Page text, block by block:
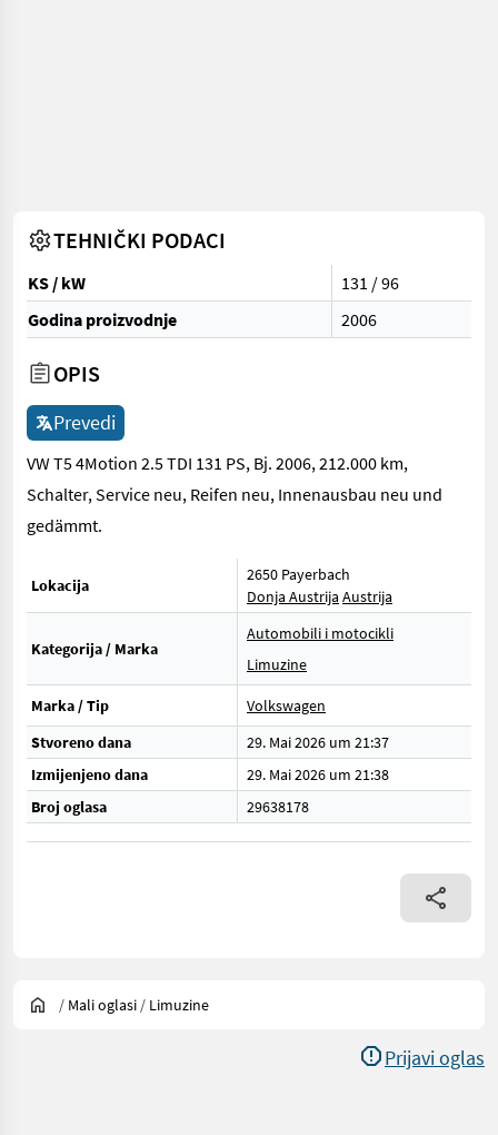
TEHNIČKI PODACI
KS / kW
131 / 96
Godina proizvodnje
2006
OPIS
Prevedi
VW T5 4Motion 2.5 TDI 131 PS, Bj. 2006, 212.000 km,
Schalter, Service neu, Reifen neu, Innenausbau neu und
gedämmt.
Lokacija
2650 Payerbach
Donja Austrija Austrija
Kategorija / Marka
Automobili i motocikli
Limuzine
Marka / Tip
Volkswagen
Stvoreno dana
29. Mai 2026 um 21:37
Izmijenjeno dana
29. Mai 2026 um 21:38
Broj oglasa
29638178
/ Mali oglasi / Limuzine
Prijavi oglas